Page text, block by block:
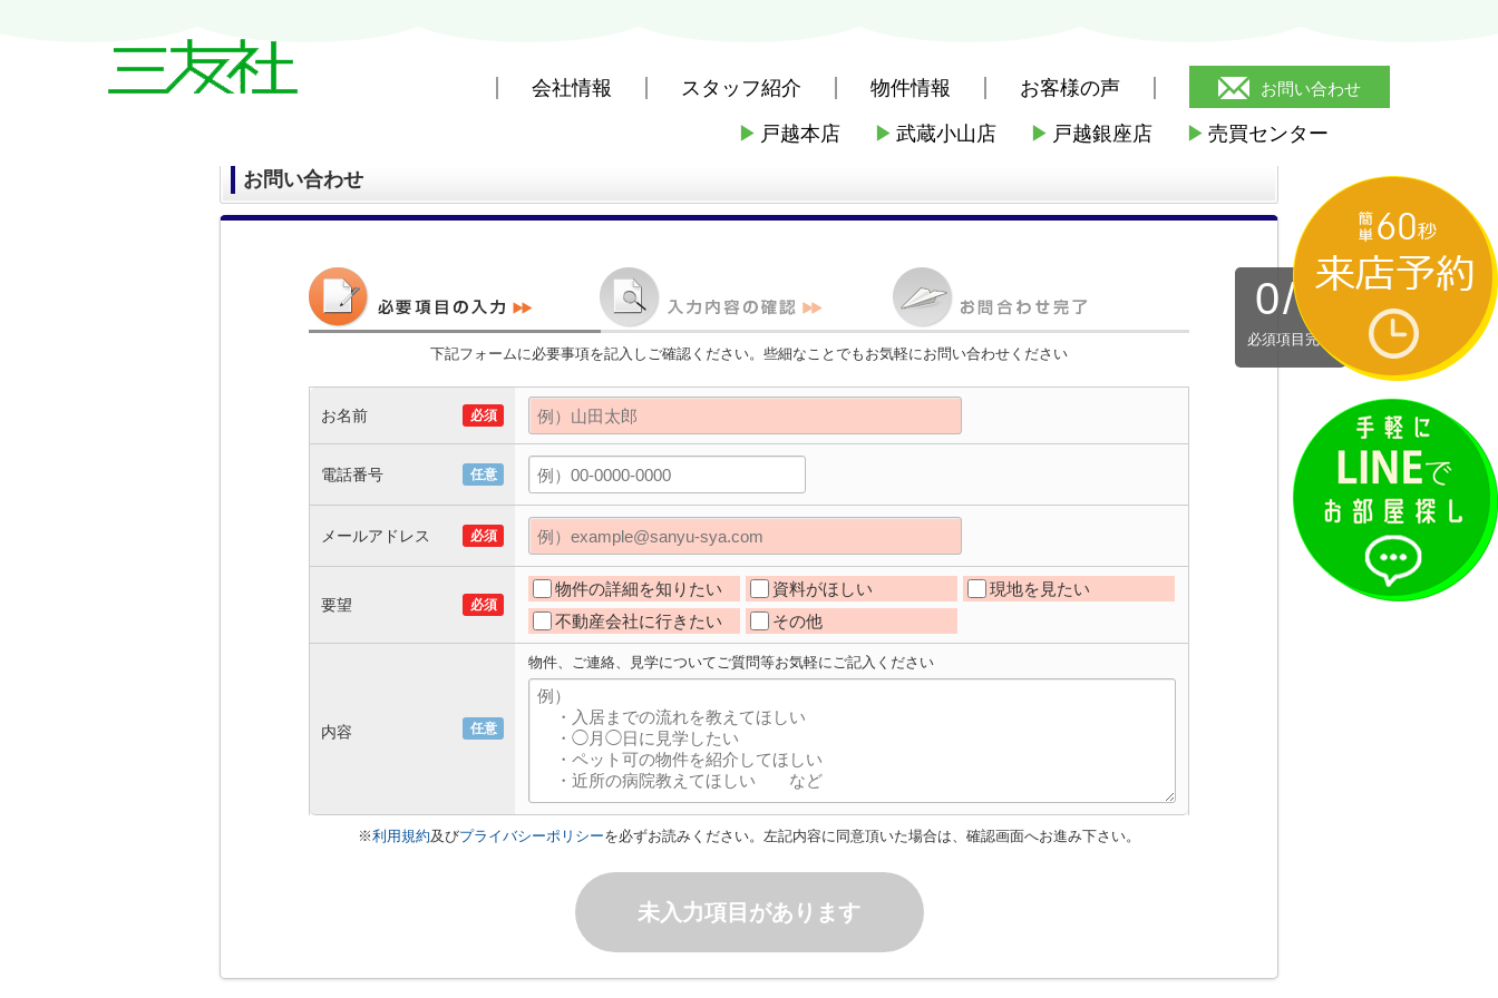
会社情報 スタッフ紹介 物件情報 お客様の声 お問い合わせ
▶ 戸越本店 ▶ 武蔵小山店 ▶ 戸越銀座店 ▶ 売買センター
お問い合わせ
0/3
必須項目完了
下記フォームに必要事項を記入しご確認ください。些細なことでもお気軽にお問い合わせください
お名前 必須
電話番号 任意
メールアドレス 必須
要望 必須
物件の詳細を知りたい 資料がほしい
現地を見たい
不動産会社に行きたい
その他
内容 任意
物件、ご連絡、見学についてご質問等お気軽にご記入ください
※利用規約及びプライバシーポリシーを必ずお読みください。左記内容に同意頂いた場合は、確認画面へお進み下さい。
未入力項目があります